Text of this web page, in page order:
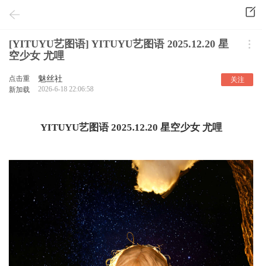
[YITUYU艺图语] YITUYU艺图语 2025.12.20 星
空少女 尤哩
点击重
新加载
魅丝社
2026-6-18 22:06:58
关注
YITUYU艺图语 2025.12.20 星空少女 尤哩